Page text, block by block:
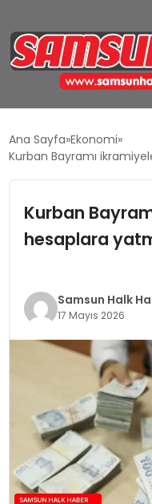
EKONOMI
GÜNDEM
MAGAZIN
SIYASET
TEKNOLOJI
YAŞAM
Ana Sayfa Ekonomi
Kurban Bayramı
Kurban
hesaplara
Samsun Halk
17 Mayıs 2026